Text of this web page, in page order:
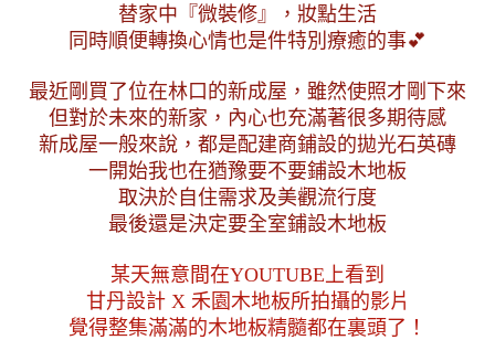
替家中『微裝修 』
，妝點生活
同時順便轉換心情也是件特別療癒的事💕
最近剛買了位在林口的新成屋，雖然使照才剛下來
但對於未來的新家，內心也充滿著很多期待感
新成屋一般來說，都是配建商鋪設的拋光石英磚
一開始我也在猶豫要不要鋪設木地板
取決於自住需求及美觀流行度
最後還是決定要全室鋪設木地板
某天無意間在YOUTUBE上看到
甘丹設計 X 禾園木地板所拍攝的影片
覺得整集滿滿的木地板精髓都在裏頭了！